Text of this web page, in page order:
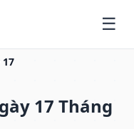
17
17 Tháng